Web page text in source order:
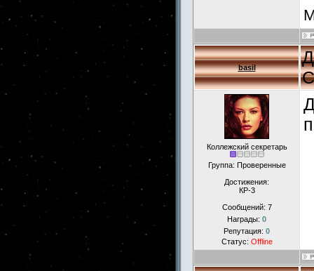
basil
Коллежский секретарь
Группа: Проверенные
Достижения:
КР-3
Сообщений: 7
Награды: 0
Репутация: 0
Статус: Offline